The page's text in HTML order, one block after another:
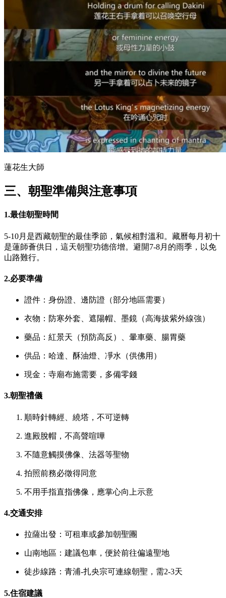
蓮花生大師
三、朝聖準備與注意事項
1.最佳朝聖時間
5-10月是西藏朝聖的最佳季節，氣候相對溫和。藏曆每月初十
是蓮師薈供日，這天朝聖功德倍增。避開7-8月的雨季，以免
山路難行。
2.必要準備
證件：身份證、邊防證（部分地區需要）
衣物：防寒外套、遮陽帽、墨鏡（高海拔紫外線強）
藥品：紅景天（預防高反）、暈車藥、腸胃藥
供品：哈達、酥油燈、凈水（供佛用）
現金：寺廟布施需要，多備零錢
3.朝聖禮儀
順時針轉經、繞塔，不可逆轉
進殿脫帽，不高聲喧嘩
不隨意觸摸佛像、法器等聖物
拍照前務必徵得同意
不用手指直指佛像，應掌心向上示意
4.交通安排
拉薩出發：可租車或參加朝聖團
山南地區：建議包車，便於前往偏遠聖地
徒步線路：青浦-扎央宗可連線朝聖，需2-3天
5.住宿建議